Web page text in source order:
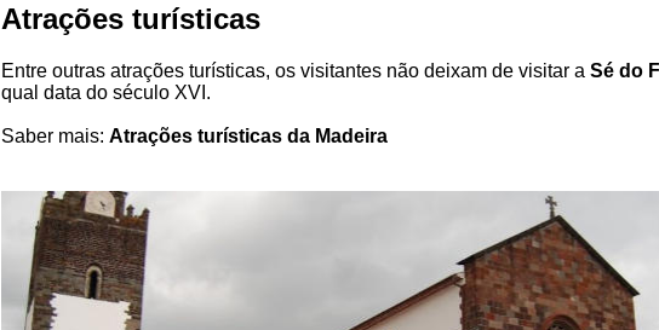
Atrações turísticas
Entre outras atrações turísticas, os visitantes não deixam de visitar a Sé do
qual data do século XVI.
Saber mais: Atrações turísticas da Madeira